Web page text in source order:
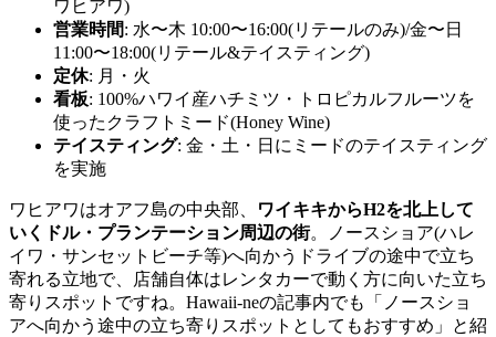
ワヒアワ)
営業時間: 水〜木 10:00〜16:00(リテールのみ)/金〜日
11:00〜18:00(リテール&テイスティング)
定休: 月・火
看板: 100%ハワイ産ハチミツ・トロピカルフルーツを
使ったクラフトミード(Honey Wine)
テイスティング: 金・土・日にミードのテイスティング
を実施
ワヒアワはオアフ島の中央部、
ワイキキからH2を北上して
いくドル・プランテーション周辺の街。ノースショア(ハレ
イワ・サンセットビーチ等)へ向かうドライブの途中で立ち
寄れる立地で、店舗自体はレンタカーで動く方に向いた立ち
寄りスポットですね。Hawaii-neの記事内でも「ノースショ
アへ向かう途中の立ち寄りスポットとしてもおすすめ」と紹